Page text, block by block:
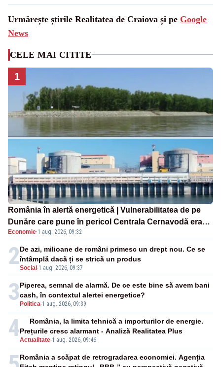
Urmărește știrile Realitatea de Craiova și pe Google
News
CELE MAI CITITE
1
România în alertă energetică | Vulnerabilitatea de pe
Dunăre care pune în pericol Centrala Cernavodă era
cunoscută de pe vremea lui Ceaușescu
Economie·1 aug. 2026, 09:32
2Social -1 aug. 2026, 09:37
De azi, milioane de români primesc un drept nou. Ce se
întâmplă dacă ți se strică un produs
3 Politica-1 aug. 2026, 09:39
Piperea, semnal de alarmă. De ce este bine să avem bani
cash, în contextul alertei energetice?
4Actualitate-1 aug. 2026, 09:46
România, la limita tehnică a importurilor de energie.
Prețurile cresc alarmant - Analiză Realitatea Plus
România a scăpat de retrogradarea economiei. Agenția